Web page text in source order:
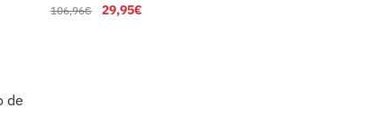
106,96€ 29,95€